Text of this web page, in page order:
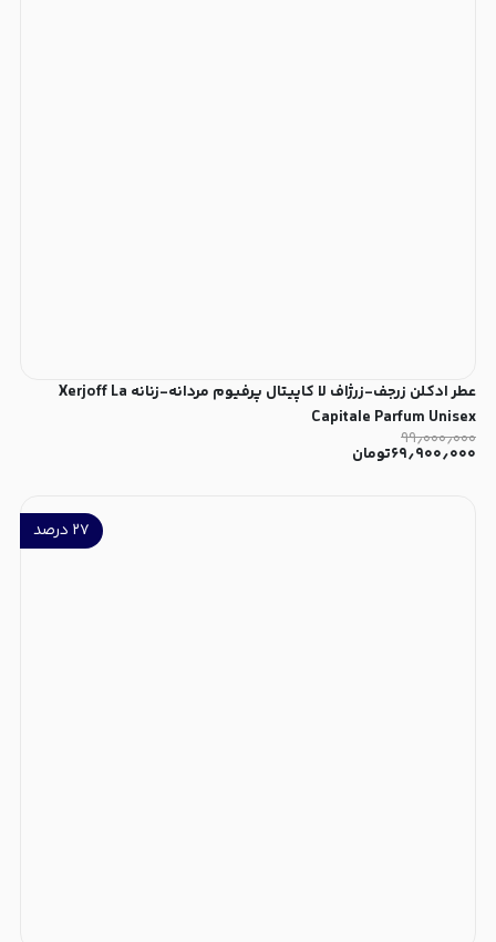
عطر ادکلن زرجف-زرژاف لا کاپیتال پرفیوم مردانه-زنانه Xerjoff La
Capitale Parfum Unisex
۹۹٫۰۰۰٫۰۰۰
۶۹٫۹۰۰٫۰۰۰تومان
۲۷ درصد